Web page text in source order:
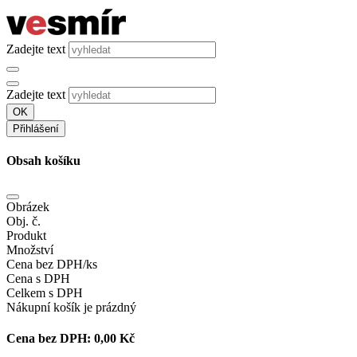
Zadejte text
Zadejte text
OK
Přihlášení
Obsah košíku
Obrázek
Obj. č.
Produkt
Množství
Cena bez DPH/ks
Cena s DPH
Celkem s DPH
Nákupní košík je prázdný
Cena bez DPH: 0,00 Kč